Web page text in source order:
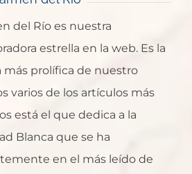
del Río es nuestra
estrella en la web. Es la
más prolífica de nuestro
varios de los artículos más
está el que dedica a la
Blanca que se ha
en el más leído de